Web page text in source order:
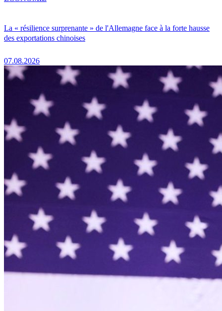
La « résilience surprenante » de l'Allemagne face à la forte hausse
des exportations chinoises
07.08.2026